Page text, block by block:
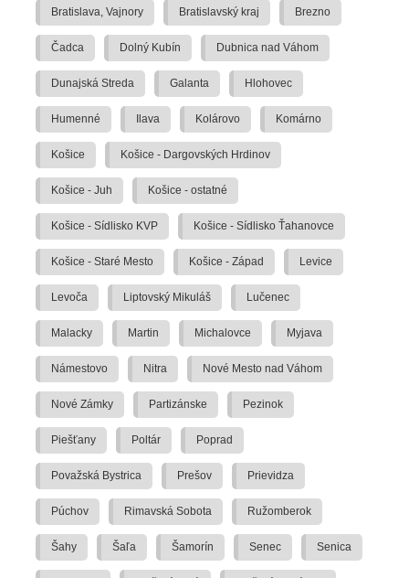
Bratislava, Vajnory Bratislavský kraj Brezno
Čadca Dolný Kubín Dubnica nad Váhom
Dunajská Streda Galanta Hlohovec
Humenné Ilava Kolárovo Komárno
Košice Košice - Dargovských Hrdinov
Košice - Juh Košice - ostatné
Košice - Sídlisko KVP Košice - Sídlisko Ťahanovce
Košice - Staré Mesto Košice - Západ Levice
Levoča Liptovský Mikuláš Lučenec
Malacky Martin Michalovce Myjava
Námestovo Nitra Nové Mesto nad Váhom
Nové Zámky Partizánske Pezinok
Piešťany Poltár Poprad
Považská Bystrica Prešov Prievidza
Púchov Rimavská Sobota Ružomberok
Šahy Šaľa Šamorín Senec Senica